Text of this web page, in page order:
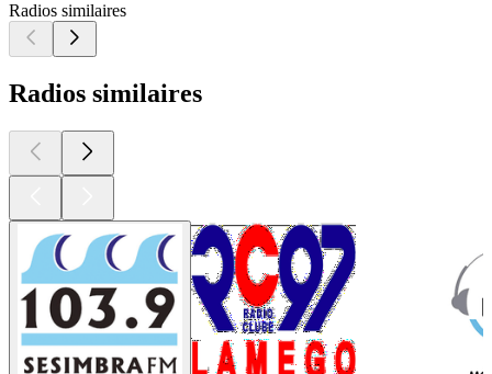
Radios similaires
Radios similaires